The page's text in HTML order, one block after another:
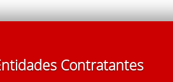
Entidades Contratantes